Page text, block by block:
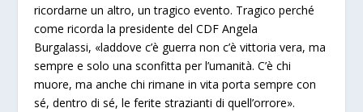
ricordarne un altro, un tragico evento. Tragico perché
come ricorda la presidente del CDF Angela
Burgalassi, «laddove c’è guerra non c’è vittoria vera, ma
sempre e solo una sconfitta per l’umanità. C’è chi
muore, ma anche chi rimane in vita porta sempre con
sé, dentro di sé, le ferite strazianti di quell’orrore».